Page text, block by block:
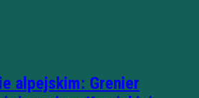
alpejskim: Grenier